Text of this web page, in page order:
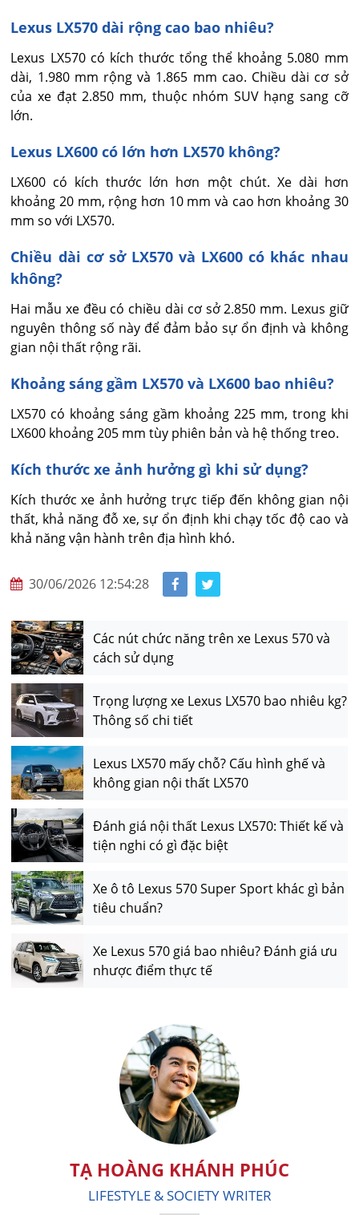
Lexus LX570 dài rộng cao bao nhiêu?
Lexus LX570 có kích thước tổng thể khoảng 5.080 mm
dài, 1.980 mm rộng và 1.865 mm cao. Chiều dài cơ sở
của xe đạt 2.850 mm, thuộc nhóm SUV hạng sang cỡ
lớn.
Lexus LX600 có lớn hơn LX570 không?
LX600 có kích thước lớn hơn một chút. Xe dài hơn
khoảng 20 mm, rộng hơn 10 mm và cao hơn khoảng 30
mm so với LX570.
Chiều dài cơ sở LX570 và LX600 có khác nhau
không?
Hai mẫu xe đều có chiều dài cơ sở 2.850 mm. Lexus giữ
nguyên thông số này để đảm bảo sự ổn định và không
gian nội thất rộng rãi.
Khoảng sáng gầm LX570 và LX600 bao nhiêu?
LX570 có khoảng sáng gầm khoảng 225 mm, trong khi
LX600 khoảng 205 mm tùy phiên bản và hệ thống treo.
Kích thước xe ảnh hưởng gì khi sử dụng?
Kích thước xe ảnh hưởng trực tiếp đến không gian nội
thất, khả năng đỗ xe, sự ổn định khi chạy tốc độ cao và
khả năng vận hành trên địa hình khó.
30/06/2026 12:54:28
Các nút chức năng trên xe Lexus 570 và
cách sử dụng
Trọng lượng xe Lexus LX570 bao nhiêu kg?
Thông số chi tiết
Lexus LX570 mấy chỗ? Cấu hình ghế và
không gian nội thất LX570
Đánh giá nội thất Lexus LX570: Thiết kế và
tiện nghi có gì đặc biệt
Xe ô tô Lexus 570 Super Sport khác gì bản
tiêu chuẩn?
Xe Lexus 570 giá bao nhiêu? Đánh giá ưu
nhược điểm thực tế
TẠ HOÀNG KHÁNH PHÚC
LIFESTYLE & SOCIETY WRITER